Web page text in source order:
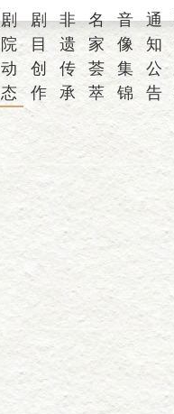
剧
院
动
态
剧
目
创
作
非
遗
传
承
名
家
荟
萃
音
像
集
锦
通
知
公
告